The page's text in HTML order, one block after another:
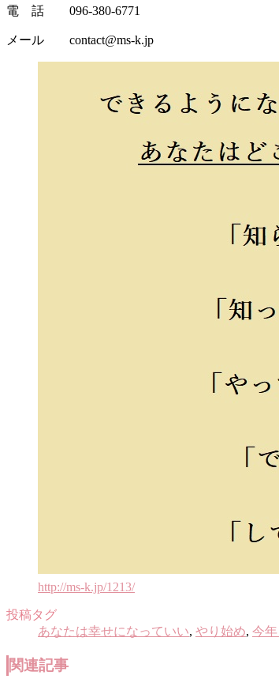
電 話 096-380-6771
メール contact@ms-k.jp
http://ms-k.jp/1213/
投稿タグ
あなたは幸せになっていい, やり始め, 今
関連記事